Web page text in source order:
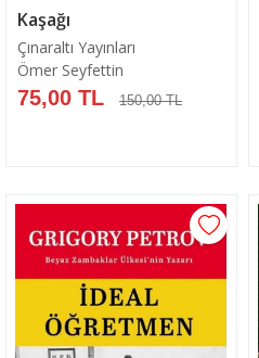
Kaşağı
Çınaraltı Yayınları
Ömer Seyfettin
75,00 TL 150,00 TL
Sepete Ekle